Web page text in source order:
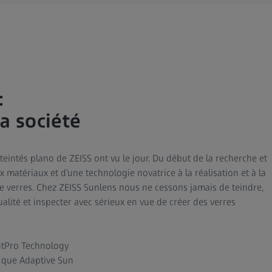
société
plano de ZEISS ont vu le jour. Du début de la recherche et
matériaux et d’une technologie novatrice à la réalisation et à la
Chez ZEISS Sunlens nous ne cessons jamais de teindre,
et inspecter avec sérieux en vue de créer des verres
Technology
Adaptive Sun